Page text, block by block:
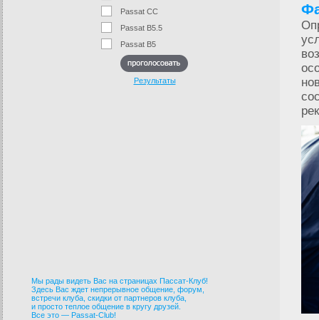
Passat CC
Passat B5.5
Passat B5
Результаты
Мы рады видеть Вас на страницах Пассат-Клуб!
Здесь Вас ждет непрерывное общение, форум,
встречи клуба, скидки от партнеров клуба,
и просто теплое общение в кругу друзей.
Все это — Passat-Club!